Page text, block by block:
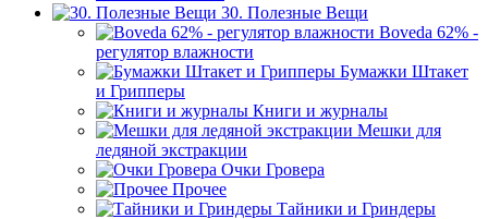
30. Полезные Вещи
Boveda 62% -
регулятор влажности
Бумажки Штакет
и Грипперы
Книги и журналы
Мешки для
ледяной экстракции
Очки Гровера
Прочее
Тайники и Гриндеры